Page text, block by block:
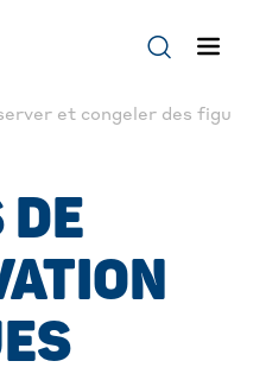
et congeler des figues |
DE